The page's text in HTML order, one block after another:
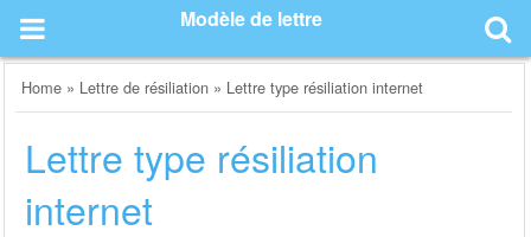
content
Modèle de lettre
Home » Lettre de résiliation » Lettre type résiliation internet
Lettre type résiliation
internet